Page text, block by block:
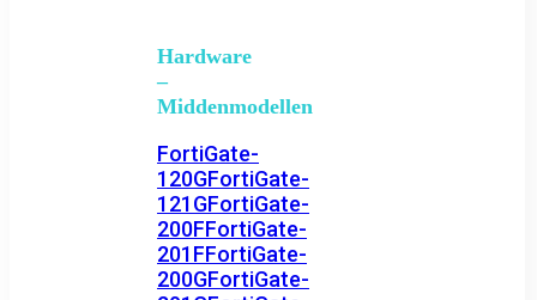
Hardware
–
Middenmodellen
FortiGate-
120GFortiGate-
121GFortiGate-
200FFortiGate-
201FFortiGate-
200GFortiGate-